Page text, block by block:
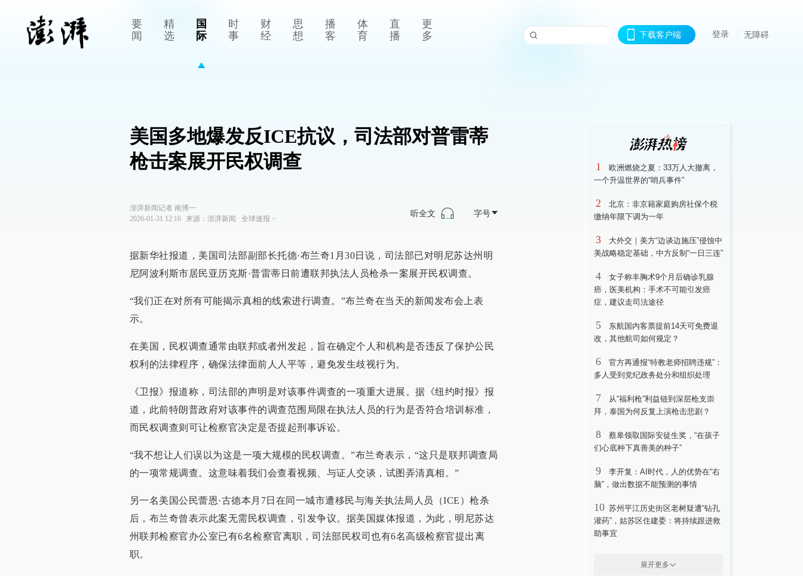
要
闻
精
选
国
际
时
事
财
经
思
想
播
客
体
育
直
播
更
多
下载客户端 登录 无障碍
美国多地爆发反ICE抗议，司法部对普雷蒂
枪击案展开民权调查
澎湃新闻记者 南博一
2026-01-31 12:16
来源： 澎湃新闻 ∙ 全球速报 >
听全文 字号
据新华社报道，美国司法部副部长托德·布兰奇1月30日说，司法部已对明尼苏达州明
尼阿波利斯市居民亚历克斯·普雷蒂日前遭联邦执法人员枪杀一案展开民权调查。
“我们正在对所有可能揭示真相的线索进行调查。”布兰奇在当天的新闻发布会上表
示。
在美国，民权调查通常由联邦或者州发起，旨在确定个人和机构是否违反了保护公民
权利的法律程序，确保法律面前人人平等，避免发生歧视行为。
《卫报》报道称，司法部的声明是对该事件调查的一项重大进展。据《纽约时报》报
道，此前特朗普政府对该事件的调查范围局限在执法人员的行为是否符合培训标准，
而民权调查则可让检察官决定是否提起刑事诉讼。
“我不想让人们误以为这是一项大规模的民权调查。”布兰奇表示，“这只是联邦调查局
的一项常规调查。这意味着我们会查看视频、与证人交谈，试图弄清真相。”
另一名美国公民蕾恩·古德本月7日在同一城市遭移民与海关执法局人员（ICE）枪杀
后，布兰奇曾表示此案无需民权调查，引发争议。据美国媒体报道，为此，明尼苏达
州联邦检察官办公室已有6名检察官离职，司法部民权司也有6名高级检察官提出离
职。
1
欧洲燃烧之夏：33万人大撤离，
一个升温世界的“哨兵事件”
2
北京：非京籍家庭购房社保个税
缴纳年限下调为一年
3
大外交｜美方“边谈边施压”侵蚀中
美战略稳定基础，中方反制“一日三连”
4
女子称丰胸术9个月后确诊乳腺
癌，医美机构：手术不可能引发癌
症，建议走司法途径
5
东航国内客票提前14天可免费退
改，其他航司如何规定？
6
官方再通报“特教老师招聘违规”：
多人受到党纪政务处分和组织处理
7
从“福利枪”利益链到深层枪支崇
拜，泰国为何反复上演枪击悲剧？
8
蔡皋领取国际安徒生奖，“在孩子
们心底种下真善美的种子”
9
李开复：AI时代，人的优势在“右
脑”，做出数据不能预测的事情
10 苏州平江历史街区老树疑遭“钻孔
灌药”，姑苏区住建委：将持续跟进救
助事宜
展开更多